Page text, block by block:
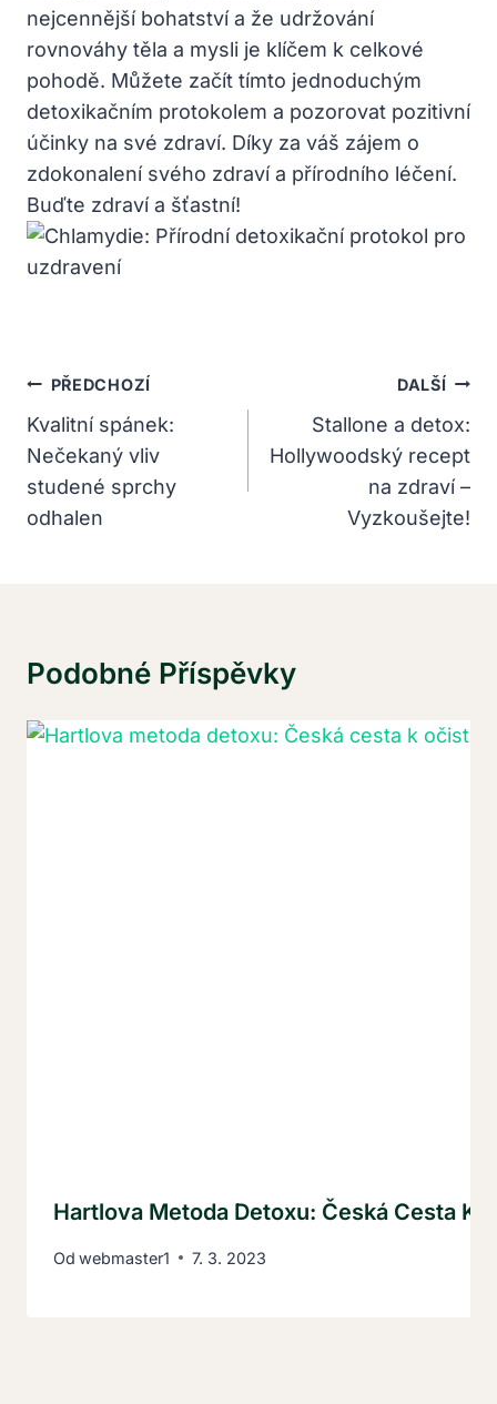
nejcennější bohatství a že udržování
rovnováhy těla a ⁤mysli je klíčem k celkové
⁣pohodě.⁢ Můžete začít ‌tímto jednoduchým
detoxikačním protokolem a pozorovat pozitivní⁣
účinky na⁤ své zdraví. ⁤Díky za váš zájem⁣ o
zdokonalení svého zdraví a přírodního⁣ léčení.
Buďte zdraví ‍a šťastní!
Navigace
Pro
Příspěvek
PŘEDCHOZÍ
Kvalitní spánek:
Nečekaný vliv
studené sprchy
odhalen
DALŠÍ
Stallone a detox:
Hollywoodský recept
na zdraví –
Vyzkoušejte!
Podobné Příspěvky
Hartlova Metoda Detoxu: Česká Cesta K
Od webmaster1 7. 3. 2023